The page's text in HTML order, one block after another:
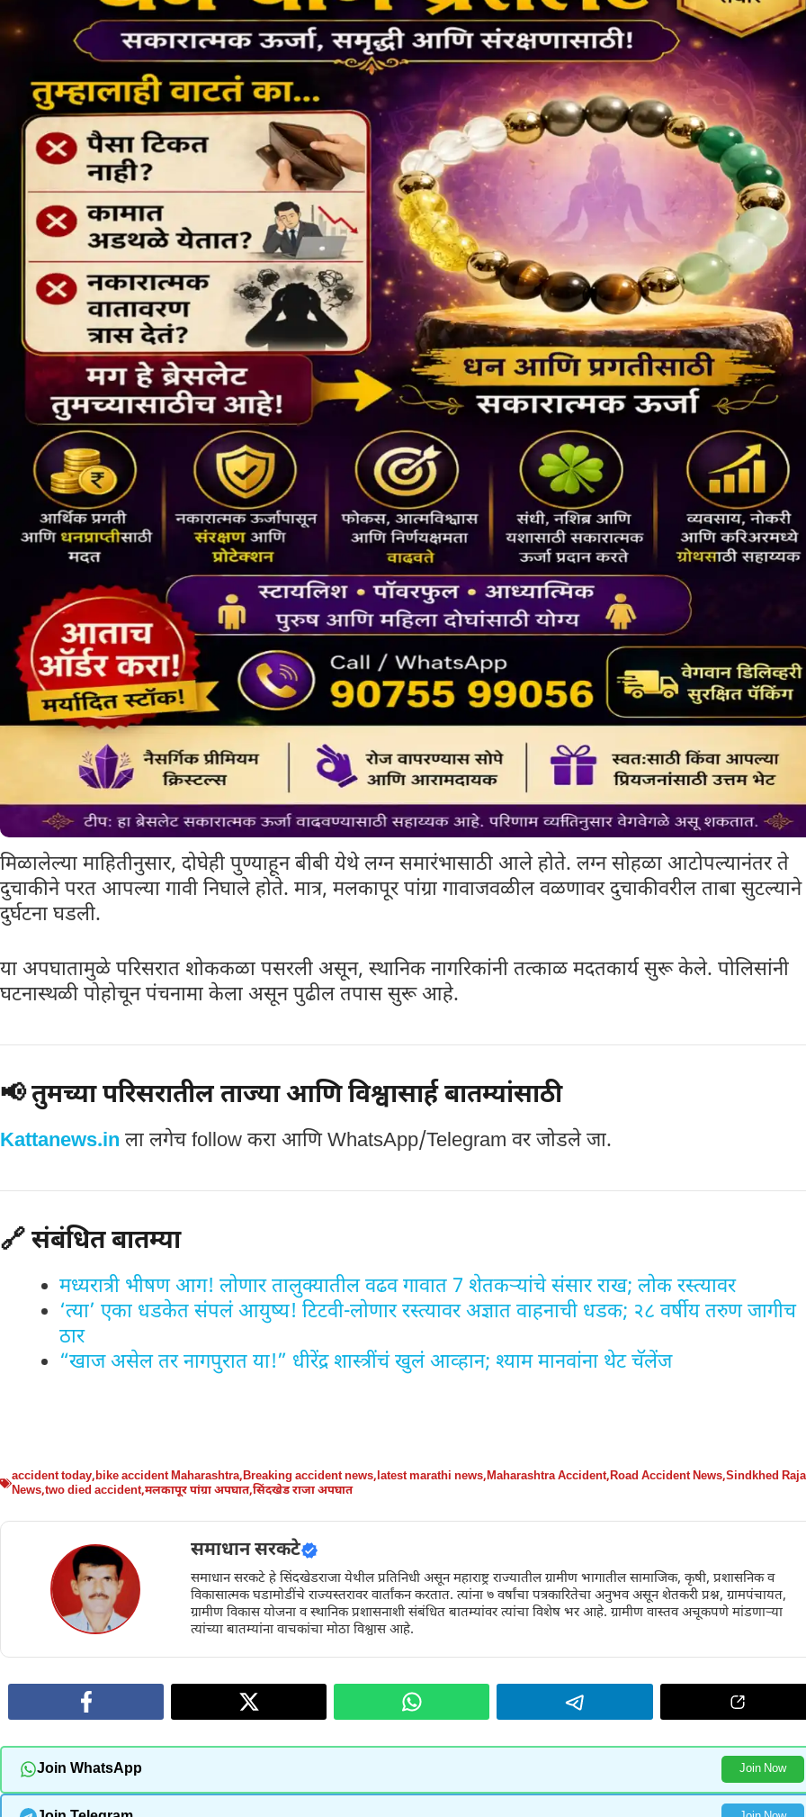
मिळालेल्या माहितीनुसार, दोघेही पुण्याहून बीबी येथे लग्न समारंभासाठी आले होते. लग्न सोहळा आटोपल्यानंतर ते
दुचाकीने परत आपल्या गावी निघाले होते. मात्र, मलकापूर पांग्रा गावाजवळील वळणावर दुचाकीवरील ताबा सुटल्याने
दुर्घटना घडली.
या अपघातामुळे परिसरात शोककळा पसरली असून, स्थानिक नागरिकांनी तत्काळ मदतकार्य सुरू केले. पोलिसांनी
घटनास्थळी पोहोचून पंचनामा केला असून पुढील तपास सुरू आहे.
📢 तुमच्या परिसरातील ताज्या आणि विश्वासार्ह बातम्यांसाठी
Kattanews.in ला लगेच follow करा आणि WhatsApp/Telegram वर जोडले जा.
🔗 संबंधित बातम्या
मध्यरात्री भीषण आग! लोणार तालुक्यातील वढव गावात 7 शेतकऱ्यांचे संसार राख; लोक रस्त्यावर
‘त्या’ एका धडकेत संपलं आयुष्य! टिटवी-लोणार रस्त्यावर अज्ञात वाहनाची धडक; २८ वर्षीय तरुण जागीच
ठार
“खाज असेल तर नागपुरात या!” धीरेंद्र शास्त्रींचं खुलं आव्हान; श्याम मानवांना थेट चॅलेंज
accident today,bike accident Maharashtra,Breaking accident news,latest marathi news,Maharashtra Accident,Road Accident News,Sindkhed Raja
News,two died accident,मलकापूर पांग्रा अपघात,सिंदखेड राजा अपघात
समाधान सरकटे
समाधान सरकटे हे सिंदखेडराजा येथील प्रतिनिधी असून महाराष्ट्र राज्यातील ग्रामीण भागातील सामाजिक, कृषी, प्रशासनिक व
विकासात्मक घडामोडींचे राज्यस्तरावर वार्तांकन करतात. त्यांना ७ वर्षांचा पत्रकारितेचा अनुभव असून शेतकरी प्रश्न, ग्रामपंचायत,
ग्रामीण विकास योजना व स्थानिक प्रशासनाशी संबंधित बातम्यांवर त्यांचा विशेष भर आहे. ग्रामीण वास्तव अचूकपणे मांडणाऱ्या
त्यांच्या बातम्यांना वाचकांचा मोठा विश्वास आहे.
Join WhatsApp Join Now